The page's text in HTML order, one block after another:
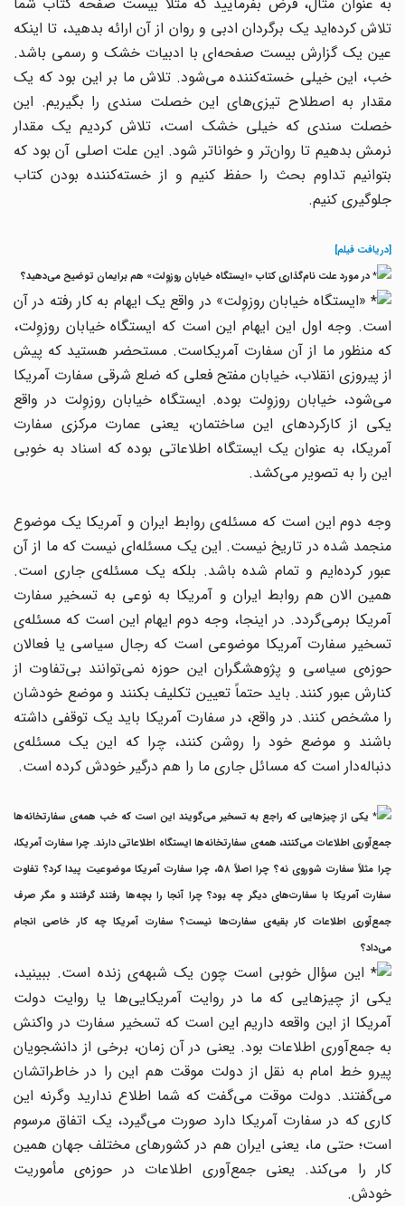
تلاش کرده‌اید یک برگردان ادبی و روان از آن ارائه بدهید، تا اینکه
عین یک گزارش بیست صفحه‌ای با ادبیات خشک و رسمی باشد.
خب، این خیلی خسته‌کننده می‌شود. تلاش ما بر این بود که یک
مقدار به اصطلاح تیزی‌های این خصلت سندی را بگیریم. این
خصلت سندی که خیلی خشک است، تلاش کردیم یک مقدار
نرمش بدهیم تا روان‌تر و خواناتر شود. این علت اصلی آن بود که
بتوانیم تداوم بحث را حفظ کنیم و از خسته‌کننده بودن کتاب
جلوگیری کنیم.
[دریافت فیلم]
در مورد علت نام‌گذاری کتاب «ایستگاه خیابان روزوِلت» هم برایمان توضیح می‌دهید؟
«ایستگاه خیابان روزوِلت» در واقع یک ایهام به کار رفته در آن
است. وجه اول این ایهام این است که ایستگاه خیابان روزوِلت،
که منظور ما از آن سفارت آمریکاست. مستحضر هستید که پیش
از پیروزی انقلاب، خیابان مفتح فعلی که ضلع شرقی سفارت آمریکا
می‌شود، خیابان روزوِلت بوده. ایستگاه خیابان روزوِلت در واقع
یکی از کارکردهای این ساختمان، یعنی عمارت مرکزی سفارت
آمریکا، به عنوان یک ایستگاه اطلاعاتی بوده که اسناد به خوبی
این را به تصویر می‌کشد.
وجه دوم این است که مسئله‌ی روابط ایران و آمریکا یک موضوع
منجمد شده در تاریخ نیست. این یک مسئله‌ای نیست که ما از آن
عبور کرده‌ایم و تمام شده باشد. بلکه یک مسئله‌ی جاری است.
همین الان هم روابط ایران و آمریکا به نوعی به تسخیر سفارت
آمریکا برمی‌گردد. در اینجا، وجه دوم ایهام این است که مسئله‌ی
تسخیر سفارت آمریکا موضوعی است که رجال سیاسی یا فعالان
حوزه‌ی سیاسی و پژوهشگران این حوزه نمی‌توانند بی‌تفاوت از
کنارش عبور کنند. باید حتماً تعیین تکلیف بکنند و موضع خودشان
را مشخص کنند. در واقع، در سفارت آمریکا باید یک توقفی داشته
باشند و موضع خود را روشن کنند، چرا که این یک مسئله‌ی
دنباله‌دار است که مسائل جاری ما را هم درگیر خودش کرده است.
یکی از چیزهایی که راجع به تسخیر می‌گویند این است که خب همه‌ی سفارتخانه‌ها
جمع‌آوری اطلاعات می‌کنند، همه‌ی سفارتخانه‌ها ایستگاه اطلاعاتی دارند. چرا سفارت آمریکا،
چرا مثلاً سفارت شوروی نه؟ چرا اصلاً ۵۸، چرا سفارت آمریکا موضوعیت پیدا کرد؟ تفاوت
سفارت آمریکا با سفارت‌های دیگر چه بود؟ چرا آنجا را بچه‌ها رفتند گرفتند و مگر صرف
جمع‌آوری اطلاعات کار بقیه‌ی سفارت‌ها نیست؟ سفارت آمریکا چه کار خاصی انجام
می‌داد؟
این سؤال خوبی است چون یک شبهه‌ی زنده است. ببینید،
یکی از چیزهایی که ما در روایت آمریکایی‌ها یا روایت دولت
آمریکا از این واقعه داریم این است که تسخیر سفارت در واکنش
به جمع‌آوری اطلاعات بود. یعنی در آن زمان، برخی از دانشجویان
پیرو خط امام به نقل از دولت موقت هم این را در خاطراتشان
می‌گفتند. دولت موقت می‌گفت که شما اطلاع ندارید وگرنه این
کاری که در سفارت آمریکا دارد صورت می‌گیرد، یک اتفاق مرسوم
است؛ حتی ما، یعنی ایران هم در کشورهای مختلف جهان همین
کار را می‌کند. یعنی جمع‌آوری اطلاعات در حوزه‌ی مأموریت
خودش.